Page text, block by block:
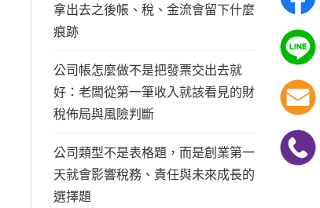
拿出去之後帳、稅、金流會留下什麼
痕跡
公司帳怎麼做不是把發票交出去就
好：老闆從第一筆收入就該看見的財
稅佈局與風險判斷
公司類型不是表格題，而是創業第一
天就會影響稅務、責任與未來成長的
選擇題